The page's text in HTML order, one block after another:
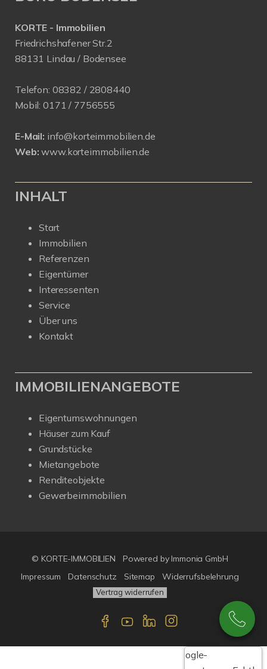
KORTE - Immobilien
Friedrichshafener Str.2
88131 Lindau / Bodensee
Telefon: 08382 / 2808440
Mobil: 0171 / 7756555
E-Mail: info@korteimmobilien.de
Web: www.korteimmobilien.de
INHALT
Start
Immobilien
Referenzen
Eigentümer
Interessenten
Service
Über uns
Kontakt
IMMOBILIENANGEBOTE
Eigentumswohnungen
Häuser zum Kauf
Grundstücke
Mietangebote
Renditeobjekte
Gewerbeimmobilien
© KORTE-IMMOBILIEN
Powered by Immonia GmbH
Impressum
Datenschutz Sitemap Widerrufsbelehrung
Vertrag widerrufen
Google-